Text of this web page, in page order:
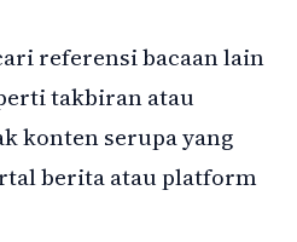
referensi bacaan lain
takbiran atau
konten serupa yang
berita atau platform